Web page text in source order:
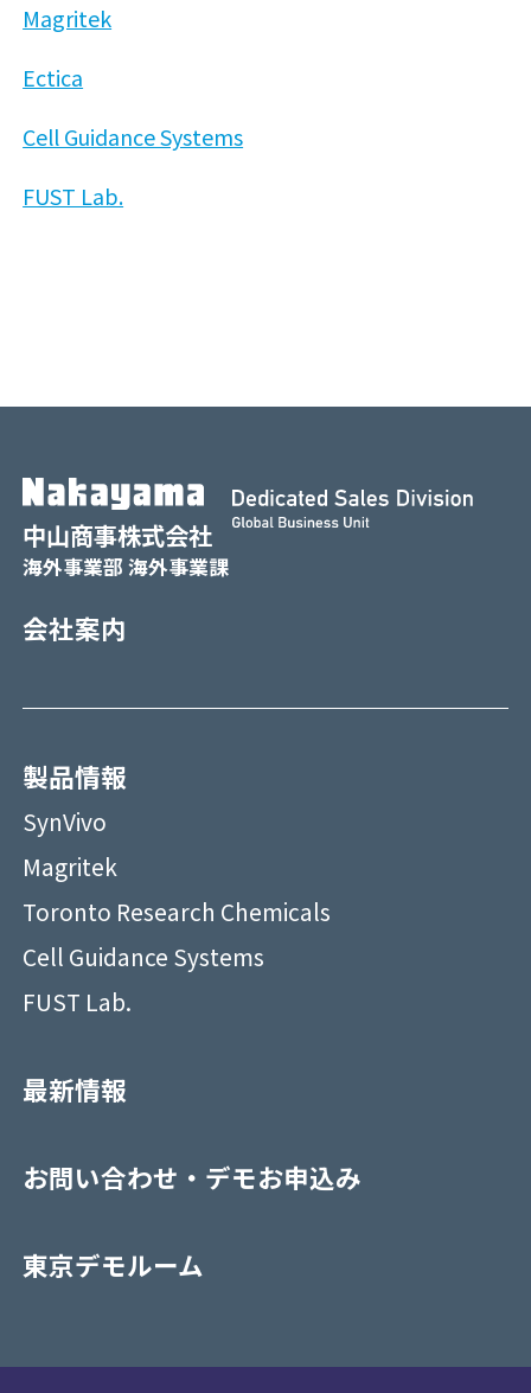
Magritek
Ectica
Cell Guidance Systems
FUST Lab.
中山商事株式会社
海外事業部 海外事業課
会社案内
製品情報
SynVivo
Magritek
Toronto Research Chemicals
Cell Guidance Systems
FUST Lab.
最新情報
お問い合わせ・デモお申込み
東京デモルーム